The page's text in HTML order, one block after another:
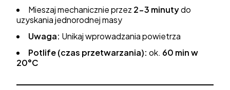
Mieszaj mechanicznie przez 2-3 minutydo
uzyskania jednorodnej masy
Uwaga: Unikaj wprowadzania powietrza
Potlife (czas przetwarzania): ok. 60 min w
20°C